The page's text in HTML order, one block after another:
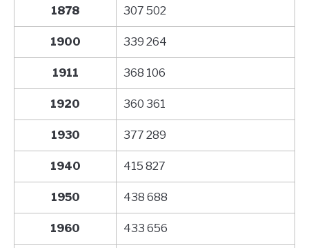
1878 307 502
1900 339 264
1911 368 106
1920 360 361
1930 377 289
1940 415 827
1950 438 688
1960 433 656